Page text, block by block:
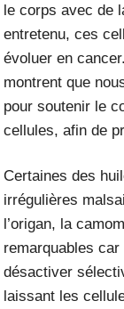
le corps avec de
entretenu, ces
évoluer en
montrent que
pour soutenir le
cellules, afin de
Certaines des
irrégulières
l’origan, la
remarquables
désactiver
laissant les